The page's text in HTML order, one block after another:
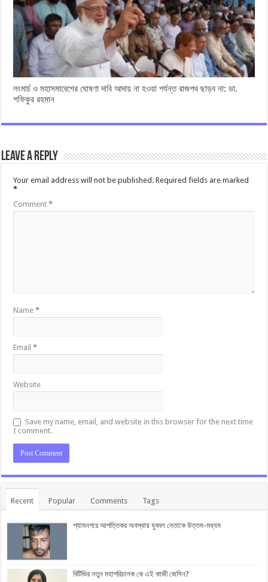
লংমার্চ ও মহাসমাবেশের ঘোষণা দাবি আদায় না হওয়া পর্যন্ত রাজপথ ছাড়ব না: ডা.
শফিকুর রহমান
Leave a Reply
Your email address will not be published. Required fields are marked
*
Comment*
Name*
Email*
Website
Save my name, email, and website in this browser for the next time
I comment.
Recent Popular Comments Tags
শ্যামনগরে আপত্তিকর অবস্থায় যুবদল নেতাকে উত্তম-মধ্যম
বিটিভির নতুন মহাপরিচালক কে এই কাজী জেসিন?